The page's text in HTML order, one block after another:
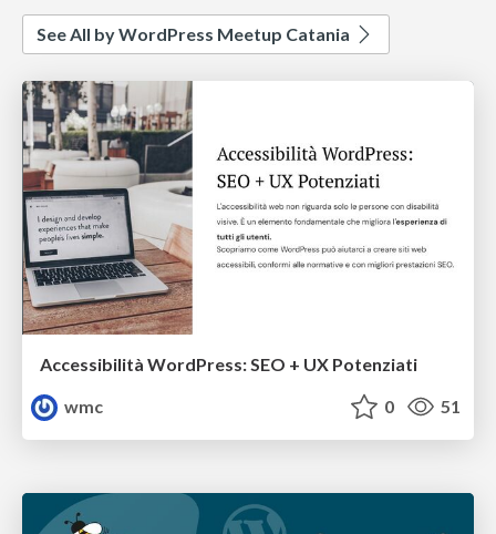
See All by WordPress Meetup Catania
Accessibilità WordPress: SEO + UX Potenziati
wmc
0 51